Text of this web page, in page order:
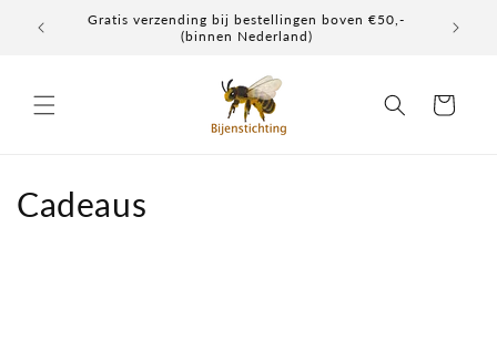
naar deGratis verzending bij bestellingen boven €50,-
(binnen Nederland)
Elke
Winkelwagen
C
Cadeaus